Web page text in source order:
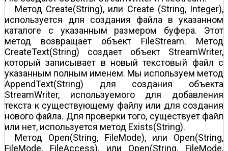
Метод Create(String), или Create (String, Integer),
используется для создания файла в указанном
каталоге с указанным размером буфера. Этот
метод возвращает объект FileStream. Метод
CreateText(String) создает объект StreamWriter,
который записывает в новый текстовый файл с
указанным полным именем. Мы используем метод
AppendText(String) для создания объекта
StreamWriter, используемого для добавления
текста к существующему файлу или для создания
нового файла. Для проверки того, существует файл
или нет, используется метод Exists(String).
Метод Open(String, FileMode), или Open(String,
FileMode, FileAccess), или Open(String, FileMode,